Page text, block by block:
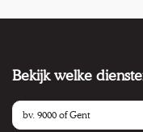
Bekijk welke